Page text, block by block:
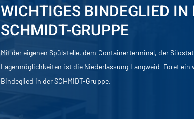
WICHTIGES BINDEGLIED IN
SCHMIDT-GRUPPE
Mit der eigenen Spülstelle, dem Containerterminal, der
Lagermöglichkeiten ist die Niederlassung Langweid-Foret ein
Bindeglied in der SCHMIDT-Gruppe.